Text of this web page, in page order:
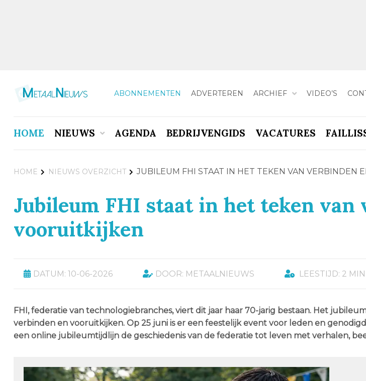
ABONNEMENTEN ADVERTEREN ARCHIEF VIDEO’S
HOME NIEUWS AGENDA BEDRIJVENGIDS VACATURES
HOME NIEUWS OVERZICHT JUBILEUM FHI STAAT IN HET TEKEN VAN VERBINDEN
Jubileum FHI staat in het teken van
vooruitkijken
DATUM: 10-06-2026 DOOR: METAALNIEUWS LEESTIJD: 2
FHI, federatie van technologiebranches, viert dit jaar haar 70-jarig bestaan. Het
verbinden en vooruitkijken. Op 25 juni is er een feestelijk event voor leden en
een online jubileumtijdlijn de geschiedenis van de federatie tot leven met verhalen,